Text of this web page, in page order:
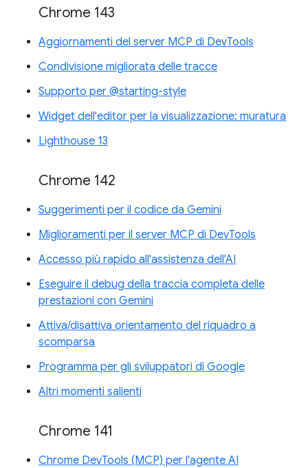
Chrome 143
Aggiornamenti del server MCP di DevTools
Condivisione migliorata delle tracce
Supporto per @starting-style
Widget dell'editor per la visualizzazione: muratura
Lighthouse 13
Chrome 142
Suggerimenti per il codice da Gemini
Miglioramenti per il server MCP di DevTools
Accesso più rapido all'assistenza dell'AI
Eseguire il debug della traccia completa delle
prestazioni con Gemini
Attiva/disattiva orientamento del riquadro a
scomparsa
Programma per gli sviluppatori di Google
Altri momenti salienti
Chrome 141
Chrome DevTools (MCP) per l'agente AI